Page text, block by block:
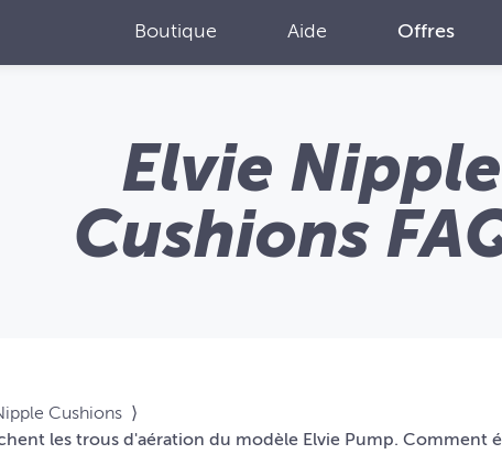
Boutique Aide Offres
Elvie Nipple
Cushions
Cushions ⟩
les trous d'aération du modèle Elvie Pump. Comment